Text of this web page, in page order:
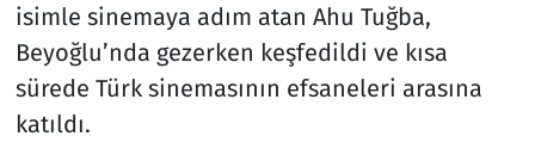
isimle sinemaya adım atan Ahu Tuğba,
Beyoğlu’nda gezerken keşfedildi ve kısa
sürede Türk sinemasının efsaneleri arasına
katıldı.